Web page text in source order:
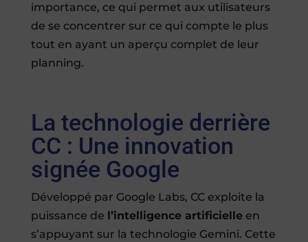
importance, ce qui permet aux utilisateurs
de se concentrer sur ce qui compte le plus
tout en ayant un aperçu complet de leur
planning.
La technologie derrière
CC : Une innovation
signée Google
Développé par Google Labs, CC exploite la
puissance de l’intelligence artificielleen
s’appuyant sur la technologie Gemini. Cette